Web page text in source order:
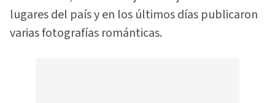
lugares del país y en los últimos días publicaron
varias fotografías románticas.